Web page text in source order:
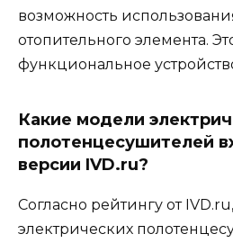
возможность
отопительного элемента.
функциональное
Какие модели
полотенцесушителей
версии IVD.ru?
Согласно рейтингу от
электрических